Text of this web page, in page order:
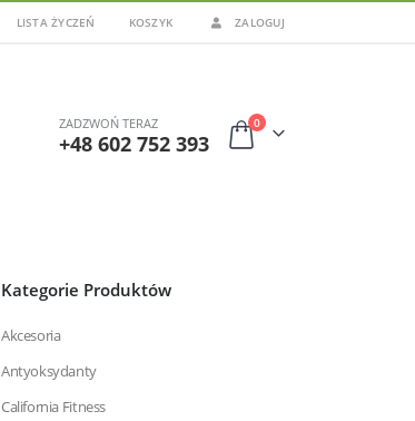
LISTA ŻYCZEŃ KOSZYK ZALOGUJ
ZADZWOŃ TERAZ
+48 602 752 393
0
Kategorie Produktów
Akcesoria
Antyoksydanty
California Fitness